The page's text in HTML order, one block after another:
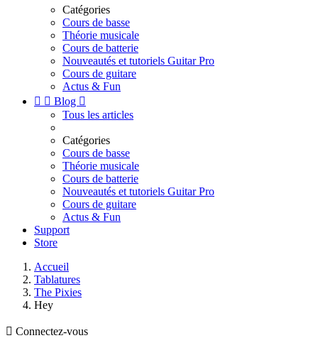
Catégories
Cours de basse
Théorie musicale
Cours de batterie
Nouveautés et tutoriels Guitar Pro
Cours de guitare
Actus & Fun
  Blog 
Tous les articles
Catégories
Cours de basse
Théorie musicale
Cours de batterie
Nouveautés et tutoriels Guitar Pro
Cours de guitare
Actus & Fun
Support
Store
Accueil
Tablatures
The Pixies
Hey
 Connectez-vous